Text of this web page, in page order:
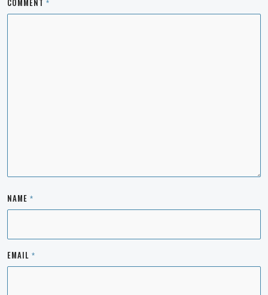
COMMENT *
NAME *
EMAIL *